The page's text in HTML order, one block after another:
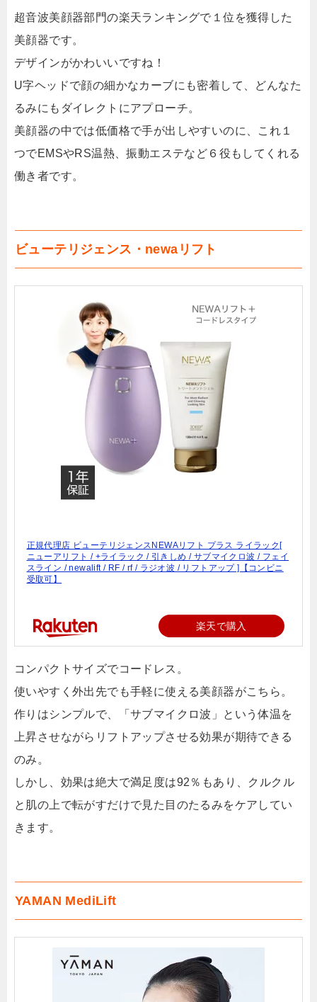
超音波美顔器部門の楽天ランキングで１位を獲得した
美顔器です。
デザインがかわいいですね！
U字ヘッドで顔の細かなカーブにも密着して、どんなた
るみにもダイレクトにアプローチ。
美顔器の中では低価格で手が出しやすいのに、これ１
つでEMSやRS温熱、振動エステなど６役もしてくれる
働き者です。
ビューテリジェンス・newaリフト
正規代理店 ビューテリジェンスNEWAリフト プラス ライラック[
ニューアリフト / +ライラック / 引きしめ / サブマイクロ波 / フェイ
スライン / newalift / RF / rf / ラジオ波 / リフトアップ ]【コンビニ
受取可】
楽天で購入
コンパクトサイズでコードレス。
使いやすく外出先でも手軽に使える美顔器がこちら。
作りはシンプルで、「サブマイクロ波」という体温を
上昇させながらリフトアップさせる効果が期待できる
のみ。
しかし、効果は絶大で満足度は92％もあり、クルクル
と肌の上で転がすだけで見た目のたるみをケアしてい
きます。
YAMAN MediLift